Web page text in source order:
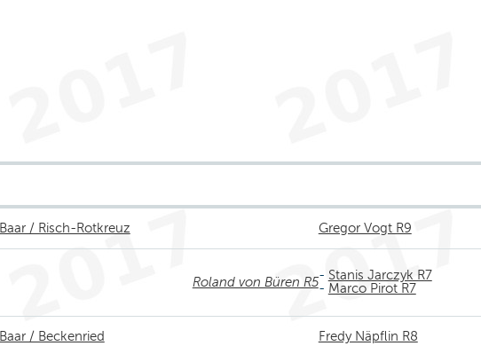
Baar / Risch-Rotkreuz Gregor Vogt R9
Roland von Büren R5- Stanis Jarczyk R7
- Marco Pirot R7
Baar / Beckenried Fredy Näpflin R8